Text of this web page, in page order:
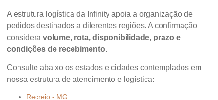
A estrutura logística da Infinity apoia a organização de
pedidos destinados a diferentes regiões. A confirmação
considera volume, rota, disponibilidade, prazo e
condições de recebimento.
Consulte abaixo os estados e cidades contemplados em
nossa estrutura de atendimento e logística:
Recreio - MG